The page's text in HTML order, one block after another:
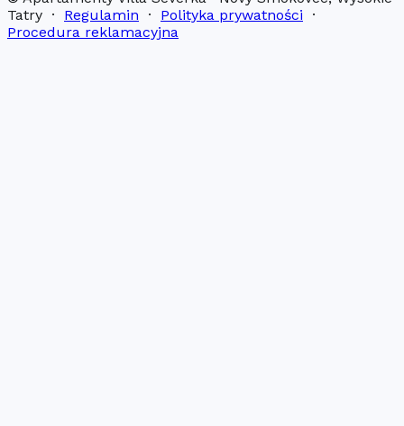
Tatry · Regulamin · Polityka prywatności ·
Procedura reklamacyjna